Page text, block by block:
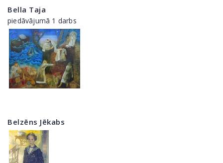
Bella Taja
piedāvājumā 1 darbs
Belzēns Jēkabs